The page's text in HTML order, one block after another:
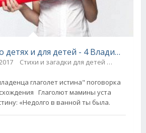
Стихи о детях и для детей - 4 Владимир Шебзухов
Стихи и загадки для детей
глаголет истина" поговорка
Глаголют мамины уста
«Недолго в ванной ты была.